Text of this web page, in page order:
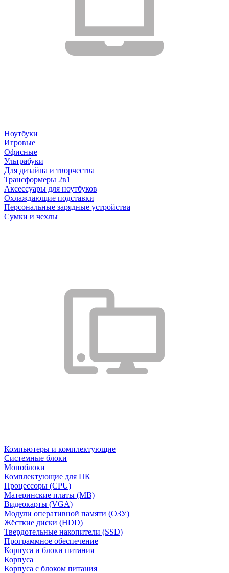
Ноутбуки
Игровые
Офисные
Ультрабуки
Для дизайна и творчества
Трансформеры 2в1
Аксессуары для ноутбуков
Охлаждающие подставки
Персональные зарядные устройства
Сумки и чехлы
Компьютеры и комплектующие
Системные блоки
Моноблоки
Комплектующие для ПК
Процессоры (CPU)
Материнские платы (MB)
Видеокарты (VGA)
Модули оперативной памяти (ОЗУ)
Жёсткие диски (HDD)
Твердотельные накопители (SSD)
Программное обеспечение
Корпуса и блоки питания
Корпуса
Корпуса с блоком питания